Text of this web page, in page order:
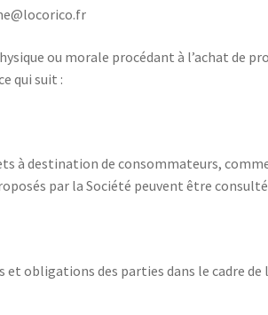
ou morale procédant à l’achat de
qui suit :
à destination de consommateurs,
par la Société peuvent être
obligations des parties dans le cadre de